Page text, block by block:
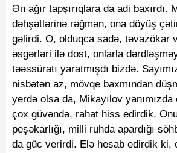
Ən ağır tapşırıqlara da adi baxırdı.
dəhşətlərinə rəğmən, ona döyüş
gəlirdi. O, olduqca sadə, təvazökar
əsgərləri ilə dost, onlarla
təəssüratı yaratmışdı bizdə.
nisbətən az, mövqe baxmından
yerdə olsa da, Mikayılov
çox güvəndə, rahat hiss edirdik.
peşəkarlığı, milli ruhda apardığı
da güc verirdi. Elə hesab edirdik ki,